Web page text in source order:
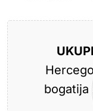
bogatija